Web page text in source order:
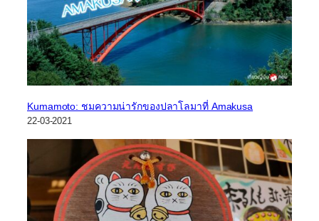
Kumamoto: ชมความน่ารักของปลาโลมาที่ Amakusa
22-03-2021